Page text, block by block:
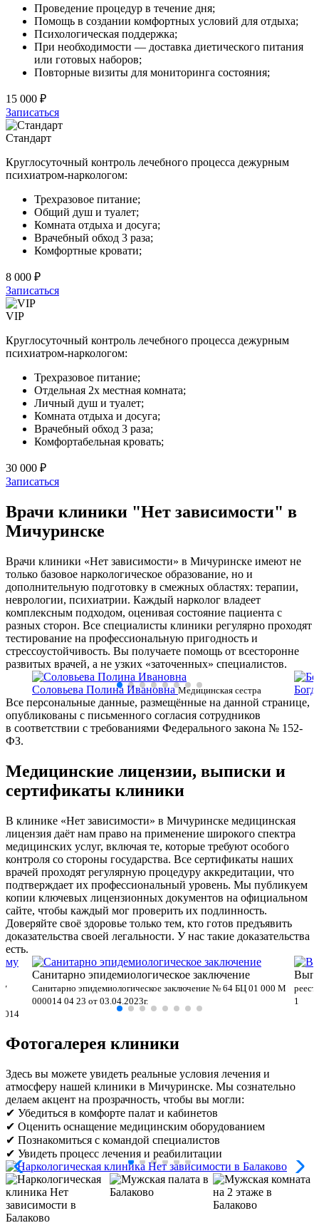
Проведение процедур в течение дня;
Помощь в создании комфортных условий для отдыха;
Психологическая поддержка;
При необходимости — доставка диетического питания
или готовых наборов;
Повторные визиты для мониторинга состояния;
15 000 ₽
Записаться
Стандарт
Круглосуточный контроль лечебного процесса дежурным
психиатром-наркологом:
Трехразовое питание;
Общий душ и туалет;
Комната отдыха и досуга;
Врачебный обход 3 раза;
Комфортные кровати;
8 000 ₽
Записаться
VIP
Круглосуточный контроль лечебного процесса дежурным
психиатром-наркологом:
Трехразовое питание;
Отдельная 2х местная комната;
Личный душ и туалет;
Комната отдыха и досуга;
Врачебный обход 3 раза;
Комфортабельная кровать;
30 000 ₽
Записаться
Врачи клиники "Нет зависимости" в
Мичуринске
Врачи клиники «Нет зависимости» в Мичуринске имеют не
только базовое наркологическое образование, но и
дополнительную подготовку в смежных областях: терапии,
неврологии, психиатрии. Каждый нарколог владеет
комплексным подходом, оценивая состояние пациента с
разных сторон. Все специалисты клиники регулярно проходят
тестирование на профессиональную пригодность и
стрессоустойчивость. Вы получаете помощь от всесторонне
развитых врачей, а не узких «заточенных» специалистов.
Соловьева Полина Ивановна Медицинская сестра
Все персональные данные, размещённые на данной странице,
опубликованы с письменного согласия сотрудников
в соответствии с требованиями Федерального закона № 152-
ФЗ.
Медицинские лицензии, выписки и
сертификаты клиники
В клинике «Нет зависимости» в Мичуринске медицинская
лицензия даёт нам право на применение широкого спектра
медицинских услуг, включая те, которые требуют особого
контроля со стороны государства. Все сертификаты наших
врачей проходят регулярную процедуру аккредитации, что
подтверждает их профессиональный уровень. Мы публикуем
копии ключевых лицензионных документов на официальном
сайте, чтобы каждый мог проверить их подлинность.
Доверяйте своё здоровье только тем, кто готов предъявить
доказательства своей легальности. У нас такие доказательства
есть.
Санитарно эпидемиологическое заключение
Санитарно эпидемиологическое заключение № 64 БЦ 01 000 М
000014 04 23 от 03.04.2023г.
1
Фотогалерея клиники
Здесь вы можете увидеть реальные условия лечения и
атмосферу нашей клиники в Мичуринске. Мы сознательно
делаем акцент на прозрачность, чтобы вы могли:
✔ Убедиться в комфорте палат и кабинетов
✔ Оценить оснащение медицинским оборудованием
✔ Познакомиться с командой специалистов
✔ Увидеть процесс лечения и реабилитации